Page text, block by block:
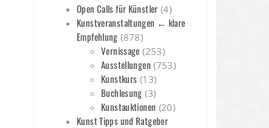
Open Calls für Künstler (4)
Kunstveranstaltungen ← klare
Empfehlung (878)
Vernissage (253)
Ausstellungen (753)
Kunstkurs (13)
Buchlesung (3)
Kunstauktionen (20)
Kunst Tipps und Ratgeber